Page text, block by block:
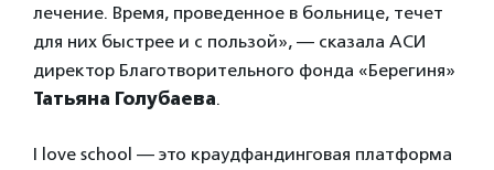
лечение. Время, проведенное в больнице, течет
для них быстрее и с пользой», — сказала АСИ
директор Благотворительного фонда «Берегиня»
Татьяна Голубаева.
I love school — это краудфандинговая платформа